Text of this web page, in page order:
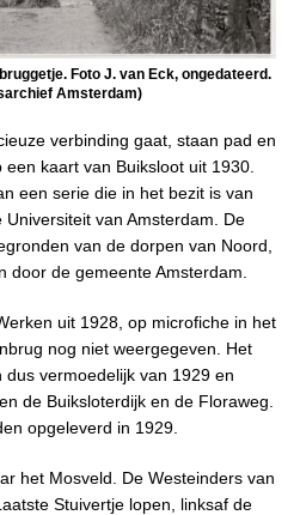
Foto J. van Eck, ongedateerd.
Amsterdam)
verbinding gaat, staan pad en
kaart van Buiksloot uit 1930.
een serie die in het bezit is van
van Amsterdam. De
van de dorpen van Noord,
door de gemeente Amsterdam.
uit 1928, op microfiche in het
nog niet weergegeven. Het
vermoedelijk van 1929 en
de Buiksloterdijk en de Floraweg.
opgeleverd in 1929.
het Mosveld. De Westeinders van
Stuivertje lopen, linksaf de